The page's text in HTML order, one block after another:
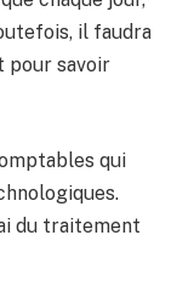
il faudra
pour savoir
qui
du traitement